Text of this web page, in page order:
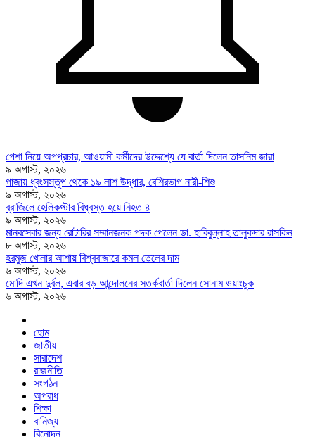
পেশা নিয়ে অপপ্রচার, আওয়ামী কর্মীদের উদ্দেশ্যে যে বার্তা দিলেন তাসনিম জারা
৯ অগাস্ট, ২০২৬
গাজায় ধ্বংসস্তূপ থেকে ১৯ লাশ উদ্ধার, বেশিরভাগ নারী-শিশু
৯ অগাস্ট, ২০২৬
ব্রাজিলে হেলিকপ্টার বিধ্বস্ত হয়ে নিহত ৪
৯ অগাস্ট, ২০২৬
মানবসেবার জন্য রোটারির সম্মানজনক পদক পেলেন ডা. হাবিবুল্লাহ তালুকদার রাসকিন
৮ অগাস্ট, ২০২৬
হরমুজ খোলার আশায় বিশ্ববাজারে কমল তেলের দাম
৬ অগাস্ট, ২০২৬
মোদি এখন দুর্বল, এবার বড় আন্দোলনের সতর্কবার্তা দিলেন সোনাম ওয়াংচুক
৬ অগাস্ট, ২০২৬
হোম
জাতীয়
সারাদেশ
রাজনীতি
সংগঠন
অপরাধ
শিক্ষা
বানিজ্য
বিনোদন